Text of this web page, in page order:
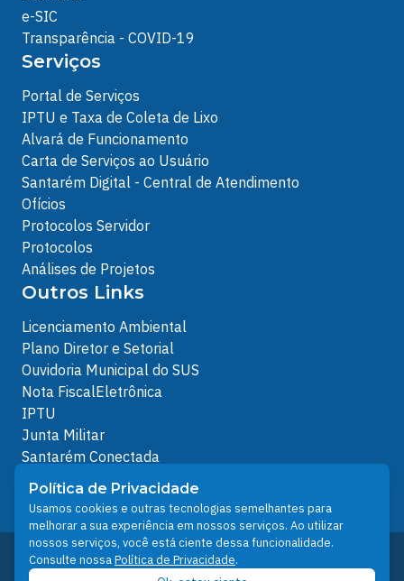
e-SIC
Transparência - COVID-19
Serviços
Portal de Serviços
IPTU e Taxa de Coleta de Lixo
Alvará de Funcionamento
Carta de Serviços ao Usuário
Santarém Digital - Central de Atendimento
Ofícios
Protocolos Servidor
Protocolos
Análises de Projetos
Outros Links
Licenciamento Ambiental
Plano Diretor e Setorial
Ouvidoria Municipal do SUS
Nota FiscalEletrônica
IPTU
Junta Militar
Santarém Conectada
Política de Privacidade
People illustrations by Storyset
Desenvolvido pelo Núcleo Técnico de Gestão de
Tecnologia da Informação - NTI
Política de Privacidade
Usamos cookies e outras tecnologias semelhantes para
melhorar a sua experiência em nossos serviços. Ao utilizar
nossos serviços, você está ciente dessa funcionalidade.
Consulte nossaPolítica de Privacidade.